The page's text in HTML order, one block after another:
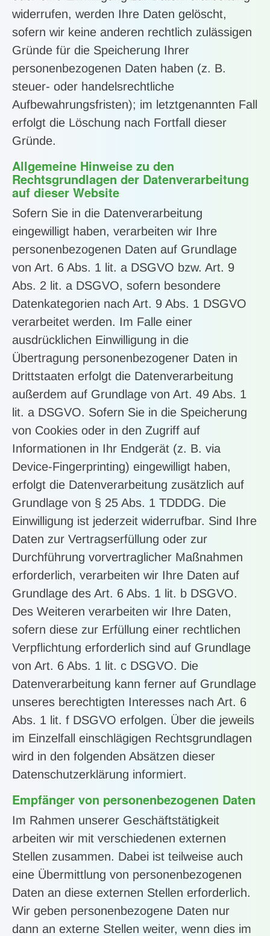
widerrufen, werden Ihre Daten gelöscht,
sofern wir keine anderen rechtlich zulässigen
Gründe für die Speicherung Ihrer
personenbezogenen Daten haben (z. B.
steuer- oder handelsrechtliche
Aufbewahrungsfristen); im letztgenannten Fall
erfolgt die Löschung nach Fortfall dieser
Gründe.
Allgemeine Hinweise zu den
Rechtsgrundlagen der Datenverarbeitung
auf dieser Website
Sofern Sie in die Datenverarbeitung
eingewilligt haben, verarbeiten wir Ihre
personenbezogenen Daten auf Grundlage
von Art. 6 Abs. 1 lit. a DSGVO bzw. Art. 9
Abs. 2 lit. a DSGVO, sofern besondere
Datenkategorien nach Art. 9 Abs. 1 DSGVO
verarbeitet werden. Im Falle einer
ausdrücklichen Einwilligung in die
Übertragung personenbezogener Daten in
Drittstaaten erfolgt die Datenverarbeitung
außerdem auf Grundlage von Art. 49 Abs. 1
lit. a DSGVO. Sofern Sie in die Speicherung
von Cookies oder in den Zugriff auf
Informationen in Ihr Endgerät (z. B. via
Device-Fingerprinting) eingewilligt haben,
erfolgt die Datenverarbeitung zusätzlich auf
Grundlage von § 25 Abs. 1 TDDDG. Die
Einwilligung ist jederzeit widerrufbar. Sind Ihre
Daten zur Vertragserfüllung oder zur
Durchführung vorvertraglicher Maßnahmen
erforderlich, verarbeiten wir Ihre Daten auf
Grundlage des Art. 6 Abs. 1 lit. b DSGVO.
Des Weiteren verarbeiten wir Ihre Daten,
sofern diese zur Erfüllung einer rechtlichen
Verpflichtung erforderlich sind auf Grundlage
von Art. 6 Abs. 1 lit. c DSGVO. Die
Datenverarbeitung kann ferner auf Grundlage
unseres berechtigten Interesses nach Art. 6
Abs. 1 lit. f DSGVO erfolgen. Über die jeweils
im Einzelfall einschlägigen Rechtsgrundlagen
wird in den folgenden Absätzen dieser
Datenschutzerklärung informiert.
Empfänger von personenbezogenen Daten
Im Rahmen unserer Geschäftstätigkeit
arbeiten wir mit verschiedenen externen
Stellen zusammen. Dabei ist teilweise auch
eine Übermittlung von personenbezogenen
Daten an diese externen Stellen erforderlich.
Wir geben personenbezogene Daten nur
dann an externe Stellen weiter, wenn dies im